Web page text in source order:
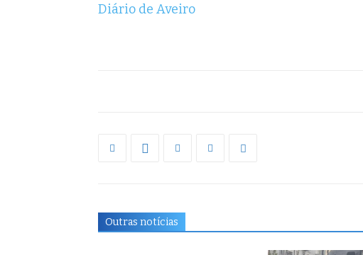
Diário de Aveiro
Outras notícias